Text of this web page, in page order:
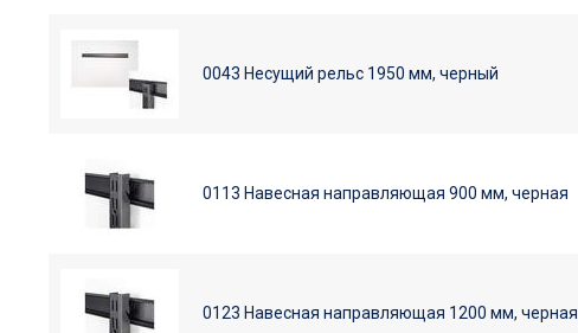
0043 Несущий рельс 1950 мм, черный
0113 Навесная направляющая 900 мм, черная
0123 Навесная направляющая 1200 мм, черная